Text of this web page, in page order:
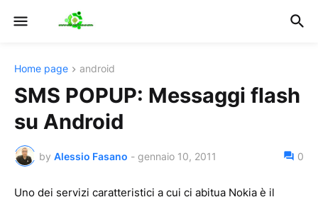
Home page android
SMS POPUP: Messaggi flash
su Android
by Alessio Fasano - gennaio 10, 2011 0
Uno dei servizi caratteristici a cui ci abitua Nokia è il